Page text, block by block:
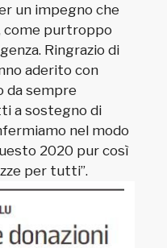
un impegno che
come purtroppo
Ringrazio di
aderito con
da sempre
a sostegno di
nel modo
2020 pur così
per tutti”.